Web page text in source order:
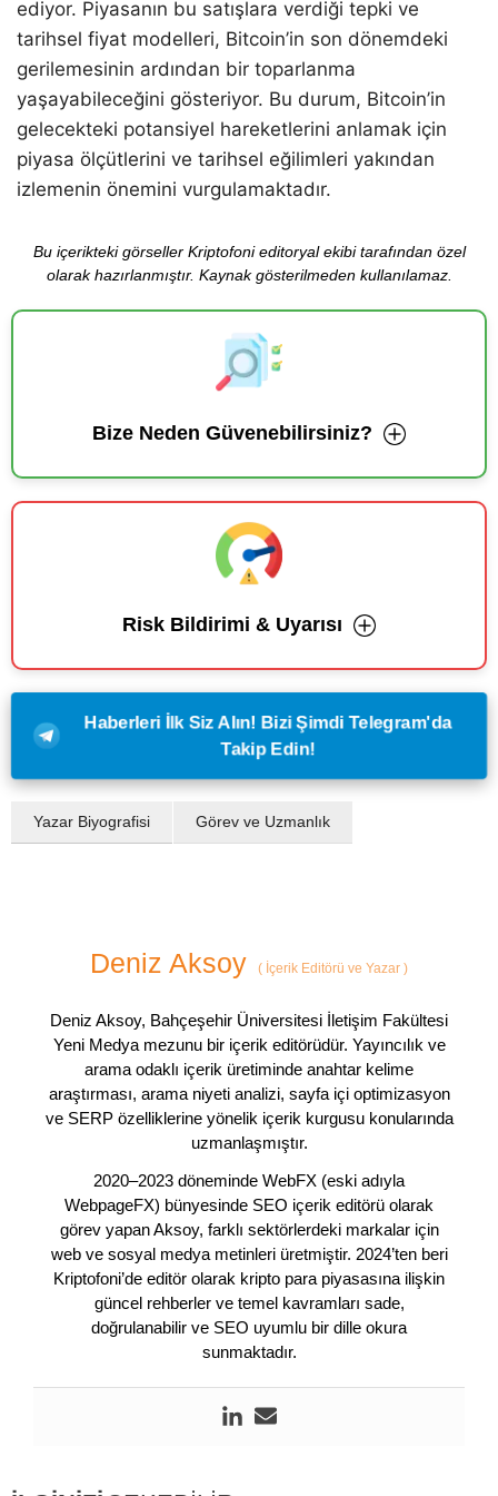
ediyor. Piyasanın bu satışlara verdiği tepki ve
tarihsel fiyat modelleri, Bitcoin’in son dönemdeki
gerilemesinin ardından bir toparlanma
yaşayabileceğini gösteriyor. Bu durum, Bitcoin’in
gelecekteki potansiyel hareketlerini anlamak için
piyasa ölçütlerini ve tarihsel eğilimleri yakından
izlemenin önemini vurgulamaktadır.
Bu içerikteki görseller Kriptofoni editoryal ekibi tarafından özel
olarak hazırlanmıştır. Kaynak gösterilmeden kullanılamaz.
Bize Neden Güvenebilirsiniz?
Risk Bildirimi & Uyarısı
Haberleri İlk Siz Alın! Bizi Şimdi Telegram'da
Takip Edin!
Yazar Biyografisi Görev ve Uzmanlık
Deniz Aksoy ( İçerik Editörü ve Yazar )
Deniz Aksoy, Bahçeşehir Üniversitesi İletişim Fakültesi
Yeni Medya mezunu bir içerik editörüdür. Yayıncılık ve
arama odaklı içerik üretiminde anahtar kelime
araştırması, arama niyeti analizi, sayfa içi optimizasyon
ve SERP özelliklerine yönelik içerik kurgusu konularında
uzmanlaşmıştır.
2020–2023 döneminde WebFX (eski adıyla
WebpageFX) bünyesinde SEO içerik editörü olarak
görev yapan Aksoy, farklı sektörlerdeki markalar için
web ve sosyal medya metinleri üretmiştir. 2024’ten beri
Kriptofoni’de editör olarak kripto para piyasasına ilişkin
güncel rehberler ve temel kavramları sade,
doğrulanabilir ve SEO uyumlu bir dille okura
sunmaktadır.